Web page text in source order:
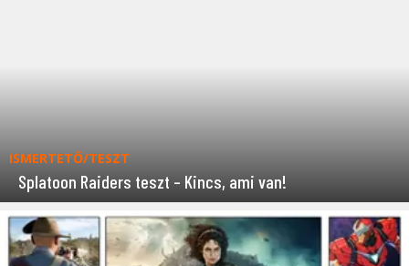
ISMERTETŐ/TESZT
Splatoon Raiders teszt – Kincs, ami van!